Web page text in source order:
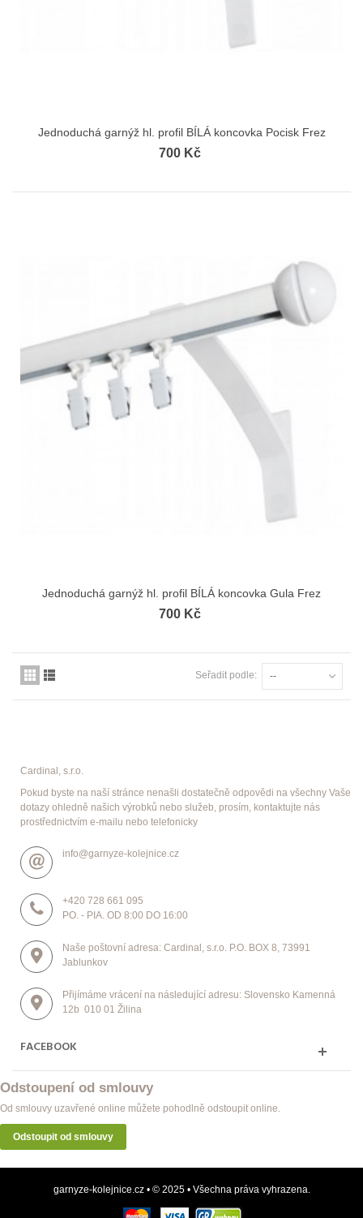
Jednoduchá garnýž hl. profil BÍLÁ koncovka Pocisk Frez
700 Kč
Jednoduchá garnýž hl. profil BÍLÁ koncovka Gula Frez
700 Kč
Seřadit podle: --
Cardinal, s.r.o.
Pokud byste na naší stránce nenašli dostatečně odpovědi na všechny Vaše
dotazy ohledně našich výrobků nebo služeb, prosím, kontaktujte nás
prostřednictvím e-mailu nebo telefonicky
info@garnyze-kolejnice.cz
+420 728 661 095
PO. - PIA. OD 8:00 DO 16:00
Naše poštovní adresa: Cardinal, s.r.o. P.O. BOX 8, 73991
Jablunkov
Přijímáme vrácení na následující adresu: Slovensko Kamenná
12b 010 01 Žilina
FACEBOOK
Odstoupení od smlouvy
Od smlouvy uzavřené online můžete pohodlně odstoupit online.
Odstoupit od smlouvy
garnyze-kolejnice.cz • © 2025 • Všechna práva vyhrazena.